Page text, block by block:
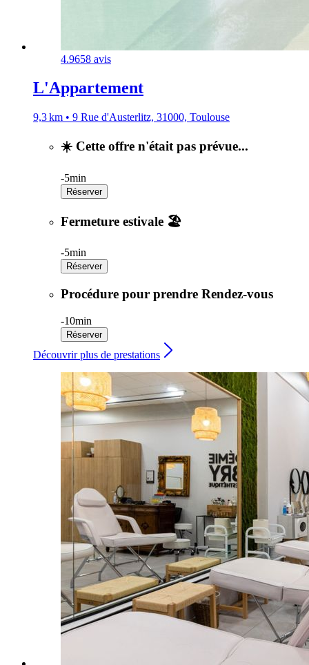
4.9658 avis
L'Appartement
9,3 km • 9 Rue d'Austerlitz, 31000, Toulouse
☀️ Cette offre n'était pas prévue...
-5min
Réserver
Fermeture estivale 🏖️
-5min
Réserver
Procédure pour prendre Rendez-vous
-10min
Réserver
Découvrir plus de prestations